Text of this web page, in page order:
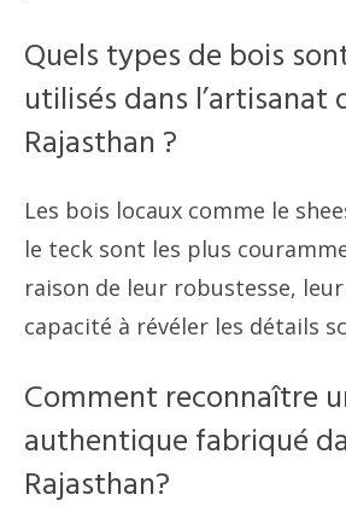
Quels types de bois
utilisés dans l’artisanat
Rajasthan ?
Les bois locaux comme le
le teck sont les plus
raison de leur robustesse,
capacité à révéler les détails
Comment reconnaître
authentique fabriqué
Rajasthan?